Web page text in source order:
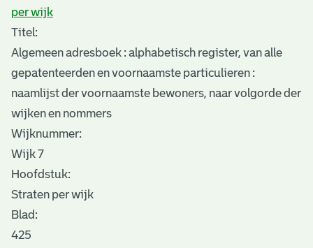
per wijk
Titel:
Algemeen adresboek : alphabetisch register, van alle
gepatenteerden en voornaamste particulieren :
naamlijst der voornaamste bewoners, naar volgorde der
wijken en nommers
Wijknummer:
Wijk 7
Hoofdstuk:
Straten per wijk
Blad:
425